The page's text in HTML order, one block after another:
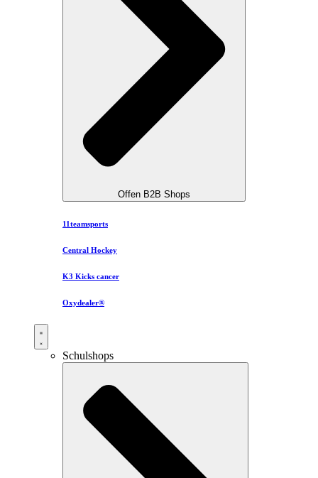
Offen B2B Shops
11teamsports
Central Hockey
K3 Kicks cancer
Oxydealer®
Schulshops